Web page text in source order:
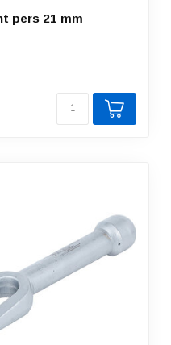
pers 21 mm